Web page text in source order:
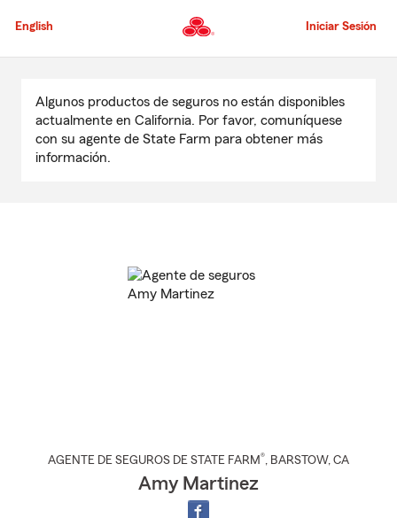
al
principal
English Iniciar Sesión
contenido
principal
Algunos productos de seguros no están disponibles
actualmente en California. Por favor, comuníquese
con su agente de State Farm para obtener más
información.
AGENTE DE SEGUROS DE STATE FARM®, BARSTOW, CA
Amy Martinez